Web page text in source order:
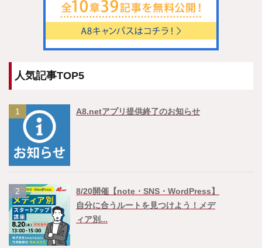
人気記事TOP5
1 A8.netアプリ提供終了のお知らせ
2
8/20開催【note・SNS・WordPress】
自分に合うルートを見つけよう！メデ
ィア別...